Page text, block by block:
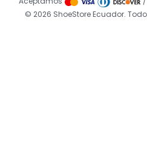
© 2026 ShoeStore Ecuador.